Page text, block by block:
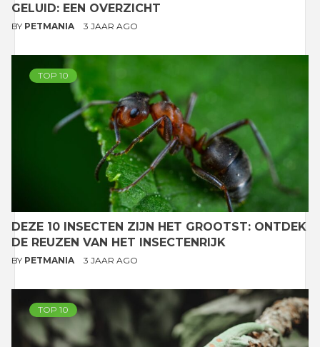
GELUID: EEN OVERZICHT
BY PETMANIA 3 JAAR AGO
TOP 10
DEZE 10 INSECTEN ZIJN HET GROOTST: ONTDEK
DE REUZEN VAN HET INSECTENRIJK
BY PETMANIA 3 JAAR AGO
TOP 10